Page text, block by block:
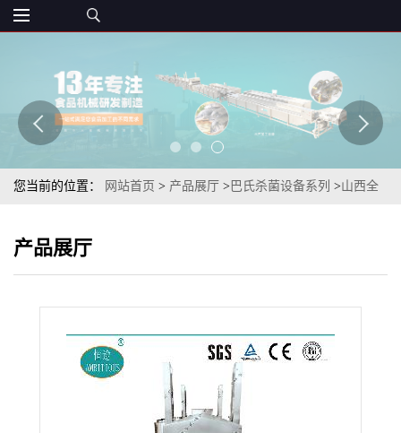
您当前的位置： 网站首页 > 产品展厅 > 巴氏杀菌设备系列 >山西全
产品展厅